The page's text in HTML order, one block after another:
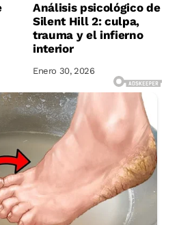
Análisis psicológico de
Silent Hill 2: culpa,
trauma y el infierno
interior
Enero 30, 2026